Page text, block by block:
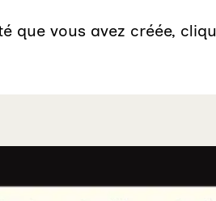
que vous avez créée,